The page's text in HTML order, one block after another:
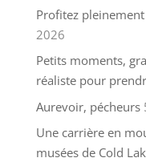
Profitez pleinement
2026
Petits moments,
réaliste pour
Aurevoir, pécheurs
Une carrière en
musées de Cold